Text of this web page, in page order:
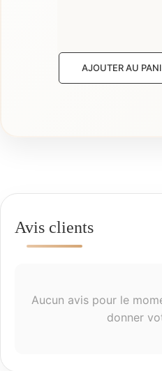
Aucun
AJOUTER AU
Avis clients
Aucun avis pour le
donner